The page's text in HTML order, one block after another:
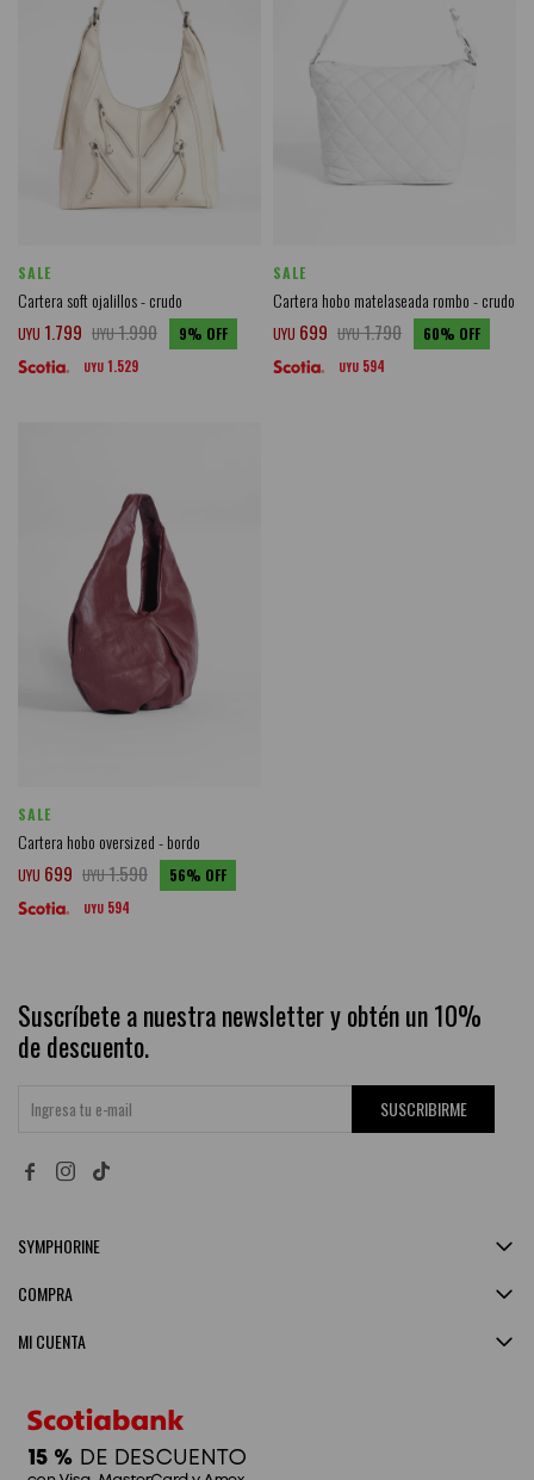
SALE
Cartera soft ojalillos - crudo
UYU 1.799 UYU1.990 9
UYU 1.529
SALE
Cartera hobo matelaseada rombo - crudo
UYU 699 UYU1.790 60
UYU 594
SALE
Cartera hobo oversized - bordo
UYU 699 UYU1.590 56
UYU 594
Suscríbete a nuestra newsletter y obtén un 10%
de descuento.
SUSCRIBIRME
 
SYMPHORINE
MI CUENTA
COMPRA